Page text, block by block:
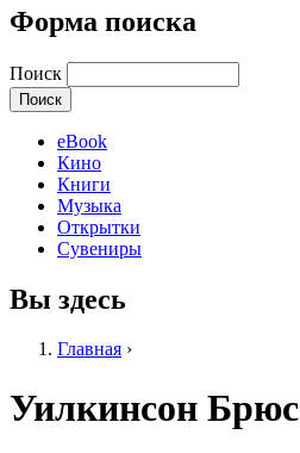
Форма поиска
Поиск
eBook
Кино
Книги
Музыка
Открытки
Сувениры
Вы здесь
Главная ›
Уилкинсон Брюс